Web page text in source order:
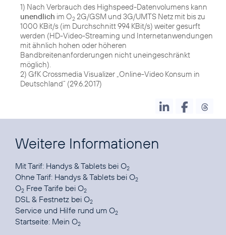
1) Nach Verbrauch des Highspeed-Datenvolumens kann
unendlich im O2 2G/GSM und 3G/UMTS Netz mit bis zu
1000 KBit/s (im Durchschnitt 994 KBit/s) weiter gesurft
werden (HD-Video-Streaming und Internetanwendungen
mit ähnlich hohen oder höheren
Bandbreitenanforderungen nicht uneingeschränkt
möglich).
2) GfK Crossmedia Visualizer „Online-Video Konsum in
Deutschland“ (29.6.2017)
Weitere Informationen
Mit Tarif: Handys & Tablets bei O2
Ohne Tarif: Handys & Tablets bei O2
O2 Free Tarife bei O2
DSL & Festnetz bei O2
Service und Hilfe rund um O2
Startseite: Mein O2